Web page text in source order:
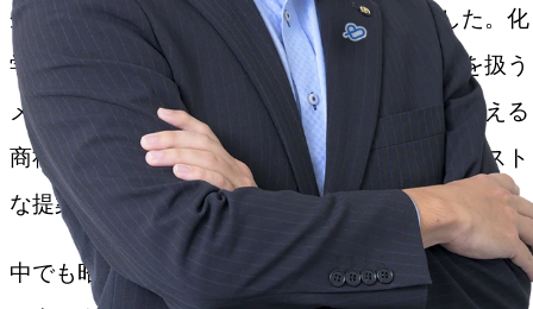
企業で営業職として働きたいと考えていました。化
学メーカーも検討しましたが、自社製品のみを扱う
メーカーよりも、あらゆるメーカーの製品を扱える
商社の方がお客様や社会の課題解決に向けたベスト
な提案ができると学生なりに考えました。
中でも昭和興産への入社を決めたのは、面接を重ね